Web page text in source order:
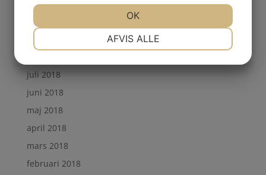
januari 2019
november 2018
juli 2018
juni 2018
maj 2018
april 2018
mars 2018
februari 2018
AFVIS ALLE
OK